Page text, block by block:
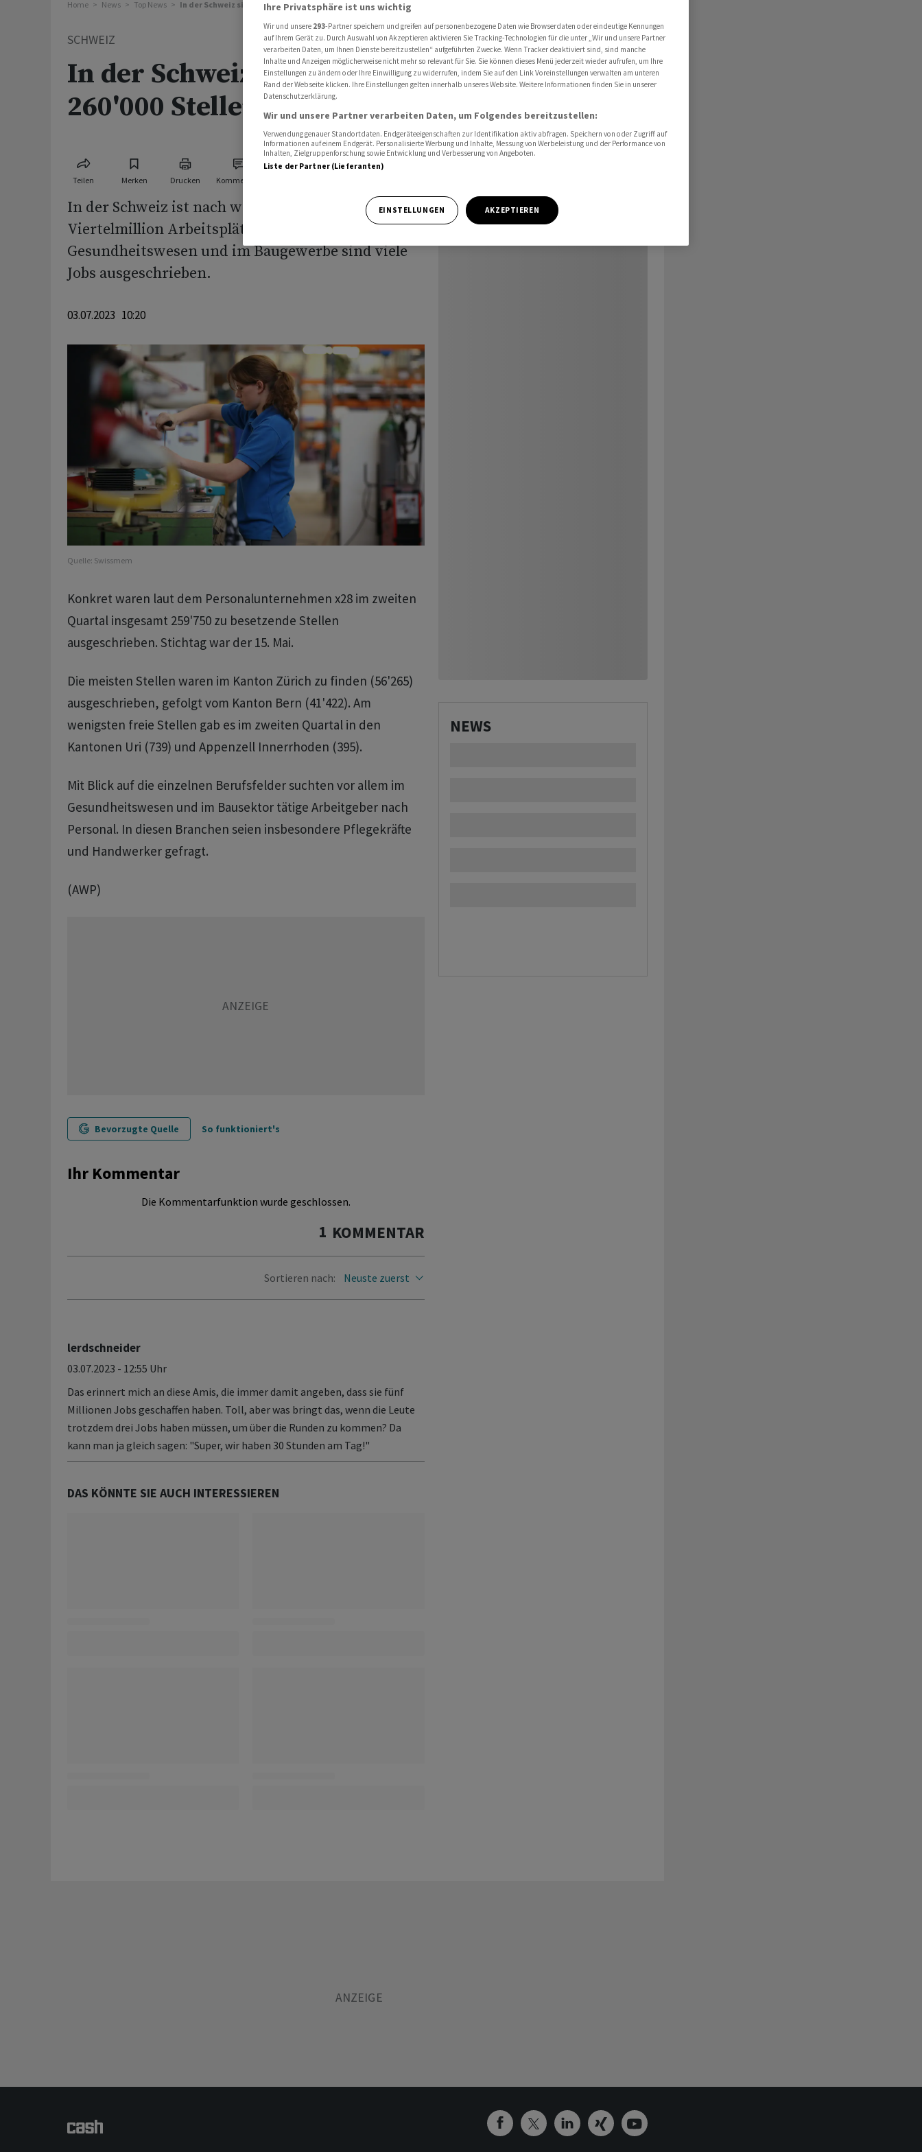
Home News Top News In der Schweiz sind knapp 260'000 Stellen unbesetzt
SCHWEIZ
In der Schweiz sind knapp
260'000 Stellen unbesetzt
Teilen Merken Drucken Kommentare
In der Schweiz ist nach wie vor gut eine
Viertelmillion Arbeitsplätze vakant. Vor allem im
Gesundheitswesen und im Baugewerbe sind viele
Jobs ausgeschrieben.
03.07.2023 10:20
Quelle: Swissmem
Konkret waren laut dem Personalunternehmen x28 im zweiten
Quartal insgesamt 259'750 zu besetzende Stellen
ausgeschrieben. Stichtag war der 15. Mai.
Die meisten Stellen waren im Kanton Zürich zu finden (56'265)
ausgeschrieben, gefolgt vom Kanton Bern (41'422). Am
wenigsten freie Stellen gab es im zweiten Quartal in den
Kantonen Uri (739) und Appenzell Innerrhoden (395).
Mit Blick auf die einzelnen Berufsfelder suchten vor allem im
Gesundheitswesen und im Bausektor tätige Arbeitgeber nach
Personal. In diesen Branchen seien insbesondere Pflegekräfte
und Handwerker gefragt.
(AWP)
Bevorzugte Quelle So funktioniert's
Ihr Kommentar
Die Kommentarfunktion wurde geschlossen.
1 KOMMENTAR
Sortieren nach: Neuste zuerst
lerdschneider
03.07.2023 - 12:55 Uhr
Das erinnert mich an diese Amis, die immer damit angeben, dass sie fünf
Millionen Jobs geschaffen haben. Toll, aber was bringt das, wenn die Leute
trotzdem drei Jobs haben müssen, um über die Runden zu kommen? Da
kann man ja gleich sagen: "Super, wir haben 30 Stunden am Tag!"
DAS KÖNNTE SIE AUCH INTERESSIEREN
NEWS
Ihre Privatsphäre ist uns wichtig
Wir und unsere 293-Partner speichern und greifen auf personenbezogene Daten wie Browserdaten oder eindeutige Kennungen
auf Ihrem Gerät zu. Durch Auswahl von Akzeptieren aktivieren Sie Tracking-Technologien für die unter „Wir und unsere Partner
verarbeiten Daten, um Ihnen Dienste bereitzustellen“ aufgeführten Zwecke. Wenn Tracker deaktiviert sind, sind manche
Inhalte und Anzeigen möglicherweise nicht mehr so relevant für Sie. Sie können dieses Menü jederzeit wieder aufrufen, um Ihre
Einstellungen zu ändern oder Ihre Einwilligung zu widerrufen, indem Sie auf den Link Voreinstellungen verwalten am unteren
Rand der Webseite klicken. Ihre Einstellungen gelten innerhalb unseres Website. Weitere Informationen finden Sie in unserer
Datenschutzerklärung.
Wir und unsere Partner verarbeiten Daten, um Folgendes bereitzustellen:
Verwendung genauer Standortdaten. Endgeräteeigenschaften zur Identifikation aktiv abfragen. Speichern von oder Zugriff auf
Informationen auf einem Endgerät. Personalisierte Werbung und Inhalte, Messung von Werbeleistung und der Performance von
Inhalten, Zielgruppenforschung sowie Entwicklung und Verbesserung von Angeboten.
Liste der Partner (Lieferanten)
EINSTELLUNGEN AKZEPTIEREN